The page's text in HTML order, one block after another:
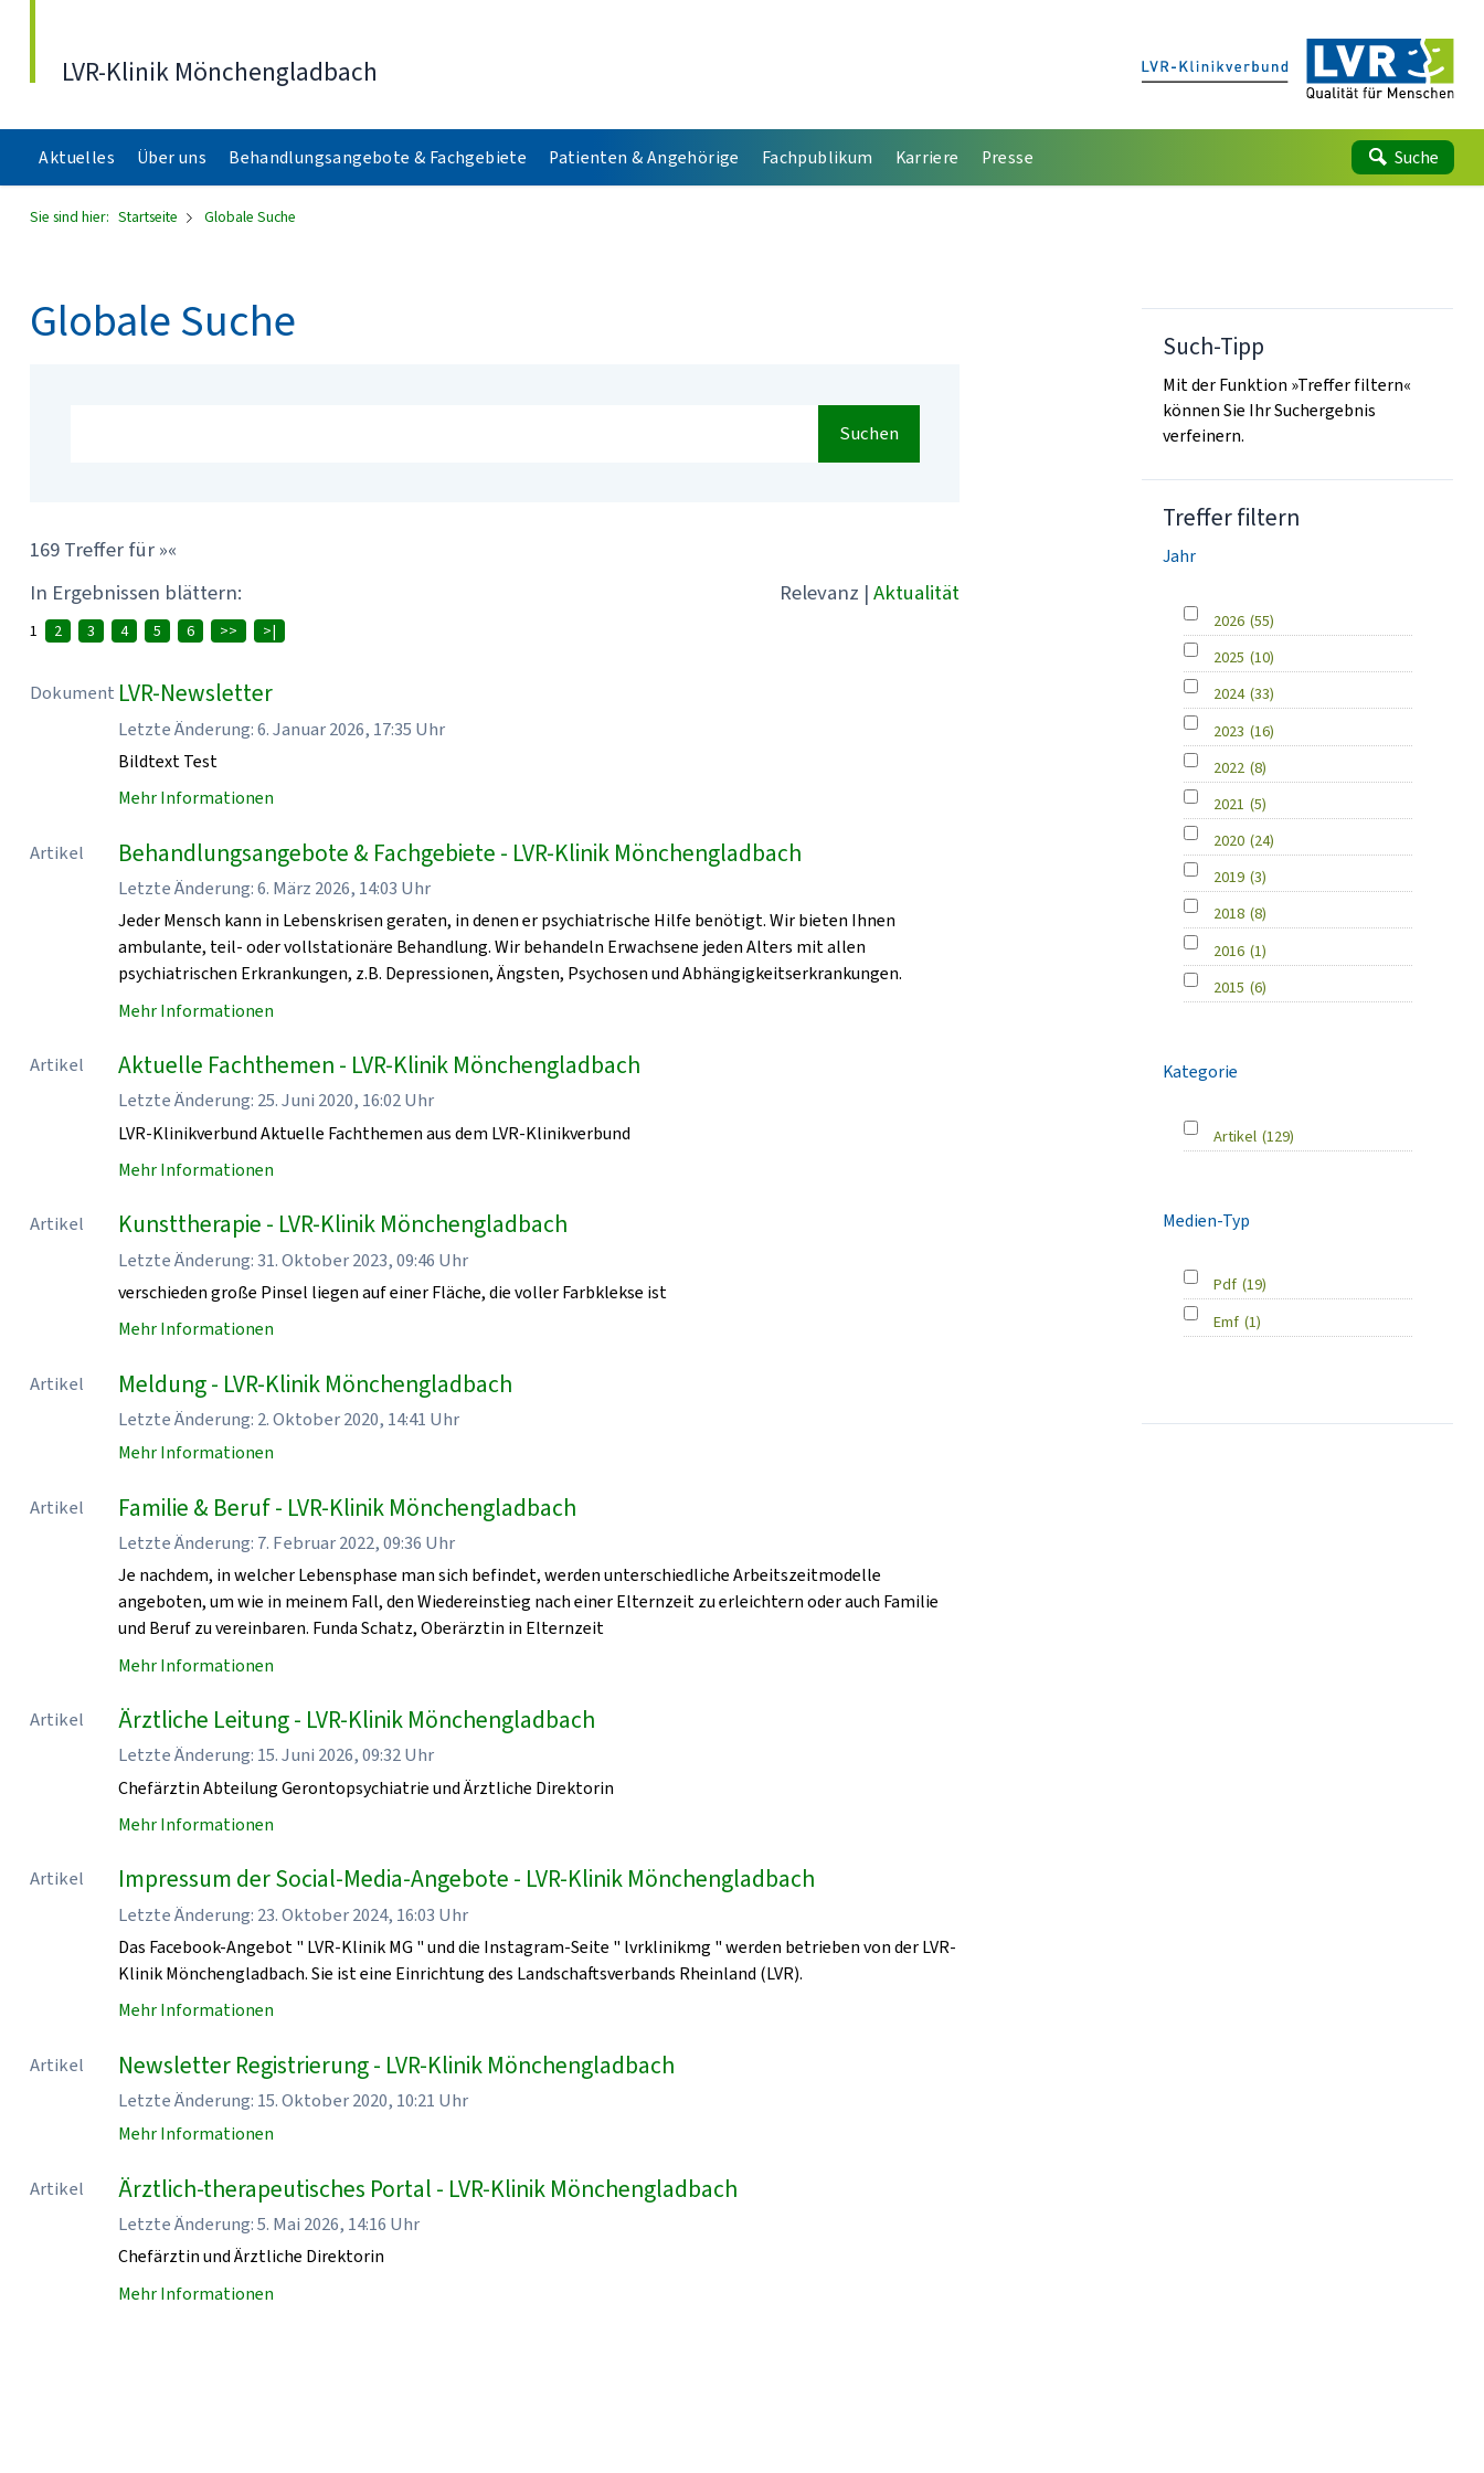
LVR-Klinik Mönchengladbach
Aktuelles Über uns Behandlungsangebote & Fachgebiete Patienten & Angehörige Fachpublikum Karriere Presse Suche
Sie sind hier: Startseite Globale Suche
Globale Suche
Suchen
169 Treffer für »«
In Ergebnissen blättern:
Relevanz | Aktualität
1 2 3 4 5 6 >> >|
Dokument LVR-Newsletter
Letzte Änderung: 6. Januar 2026, 17:35 Uhr
Bildtext Test
Mehr Informationen
Artikel Behandlungsangebote & Fachgebiete - LVR-Klinik Mönchengladbach
Letzte Änderung: 6. März 2026, 14:03 Uhr
Jeder Mensch kann in Lebenskrisen geraten, in denen er psychiatrische Hilfe benötigt. Wir bieten Ihnen
ambulante, teil- oder vollstationäre Behandlung. Wir behandeln Erwachsene jeden Alters mit allen
psychiatrischen Erkrankungen, z.B. Depressionen, Ängsten, Psychosen und Abhängigkeitserkrankungen.
Mehr Informationen
Artikel Aktuelle Fachthemen - LVR-Klinik Mönchengladbach
Letzte Änderung: 25. Juni 2020, 16:02 Uhr
LVR-Klinikverbund Aktuelle Fachthemen aus dem LVR-Klinikverbund
Mehr Informationen
Artikel Kunsttherapie - LVR-Klinik Mönchengladbach
Letzte Änderung: 31. Oktober 2023, 09:46 Uhr
verschieden große Pinsel liegen auf einer Fläche, die voller Farbklekse ist
Mehr Informationen
Artikel Meldung - LVR-Klinik Mönchengladbach
Letzte Änderung: 2. Oktober 2020, 14:41 Uhr
Mehr Informationen
Artikel Familie & Beruf - LVR-Klinik Mönchengladbach
Letzte Änderung: 7. Februar 2022, 09:36 Uhr
Je nachdem, in welcher Lebensphase man sich befindet, werden unterschiedliche Arbeitszeitmodelle
angeboten, um wie in meinem Fall, den Wiedereinstieg nach einer Elternzeit zu erleichtern oder auch Familie
und Beruf zu vereinbaren. Funda Schatz, Oberärztin in Elternzeit
Mehr Informationen
Artikel Ärztliche Leitung - LVR-Klinik Mönchengladbach
Letzte Änderung: 15. Juni 2026, 09:32 Uhr
Chefärztin Abteilung Gerontopsychiatrie und Ärztliche Direktorin
Mehr Informationen
Artikel Impressum der Social-Media-Angebote - LVR-Klinik Mönchengladbach
Letzte Änderung: 23. Oktober 2024, 16:03 Uhr
Das Facebook-Angebot " LVR-Klinik MG " und die Instagram-Seite " lvrklinikmg " werden betrieben von der LVR-
Klinik Mönchengladbach. Sie ist eine Einrichtung des Landschaftsverbands Rheinland (LVR).
Mehr Informationen
Artikel Newsletter Registrierung - LVR-Klinik Mönchengladbach
Letzte Änderung: 15. Oktober 2020, 10:21 Uhr
Mehr Informationen
Artikel Ärztlich-therapeutisches Portal - LVR-Klinik Mönchengladbach
Letzte Änderung: 5. Mai 2026, 14:16 Uhr
Chefärztin und Ärztliche Direktorin
Mehr Informationen
Such-Tipp
Mit der Funktion »Treffer filtern«
können Sie Ihr Suchergebnis
verfeinern.
Treffer filtern
Jahr
2026 (55)
2025 (10)
2024 (33)
2023 (16)
2022 (8)
2021 (5)
2020 (24)
2019 (3)
2018 (8)
2016 (1)
2015 (6)
Kategorie
Artikel (129)
Medien-Typ
Pdf (19)
Emf (1)